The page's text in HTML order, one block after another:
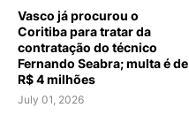
Vasco já procurou o
Coritiba para tratar da
contratação do técnico
Fernando Seabra; multa é de
R$ 4 milhões
July 01, 2026